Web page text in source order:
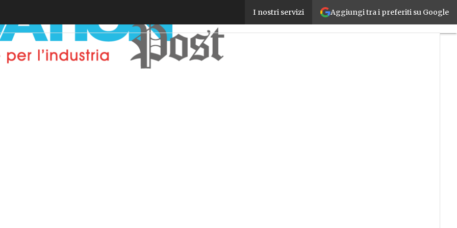
Aggiungi tra i preferiti su Google
I nostri servizi
Come cambieranno professioni non mediche e